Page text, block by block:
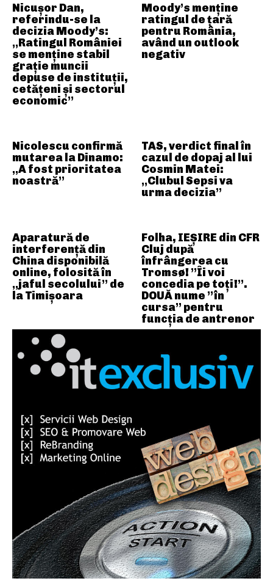
Nicușor Dan,
referindu-se la
decizia Moody’s:
„Ratingul României
se menține stabil
grație muncii
depuse de instituții,
cetățeni și sectorul
economic”
Moody’s menține
ratingul de țară
pentru România,
având un outlook
negativ
Nicolescu confirmă
mutarea la Dinamo:
„A fost prioritatea
noastră”
TAS, verdict final în
cazul de dopaj al lui
Cosmin Matei:
„Clubul Sepsi va
urma decizia”
Aparatură de
interferență din
China disponibilă
online, folosită în
„jaful secolului” de
la Timișoara
Folha, IEȘIRE din CFR
Cluj după
înfrângerea cu
Tromsø! ”Îi voi
concedia pe toți!”.
DOUĂ nume ”în
cursa” pentru
funcția de antrenor